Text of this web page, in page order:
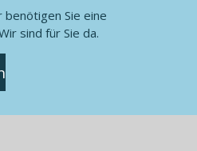
benötigen Sie eine
sind für Sie da.